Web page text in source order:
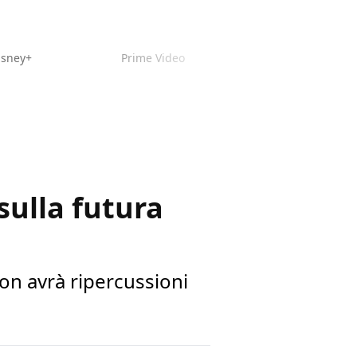
Prime Video
futura
avrà ripercussioni